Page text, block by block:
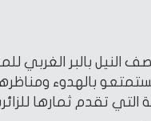
بالبر الغربي
بالهدوء
التي تقدم ثمارها